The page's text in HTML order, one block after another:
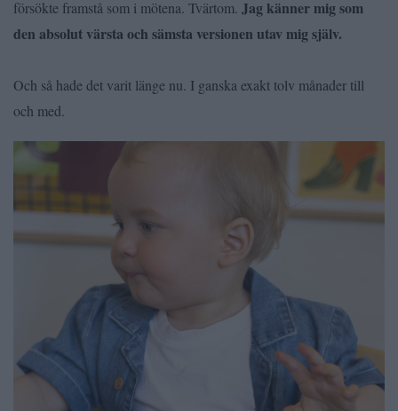
försökte framstå som i mötena. Tvärtom. Jag känner mig som
den absolut värsta och sämsta versionen utav mig själv.
Och så hade det varit länge nu. I ganska exakt tolv månader till
och med.